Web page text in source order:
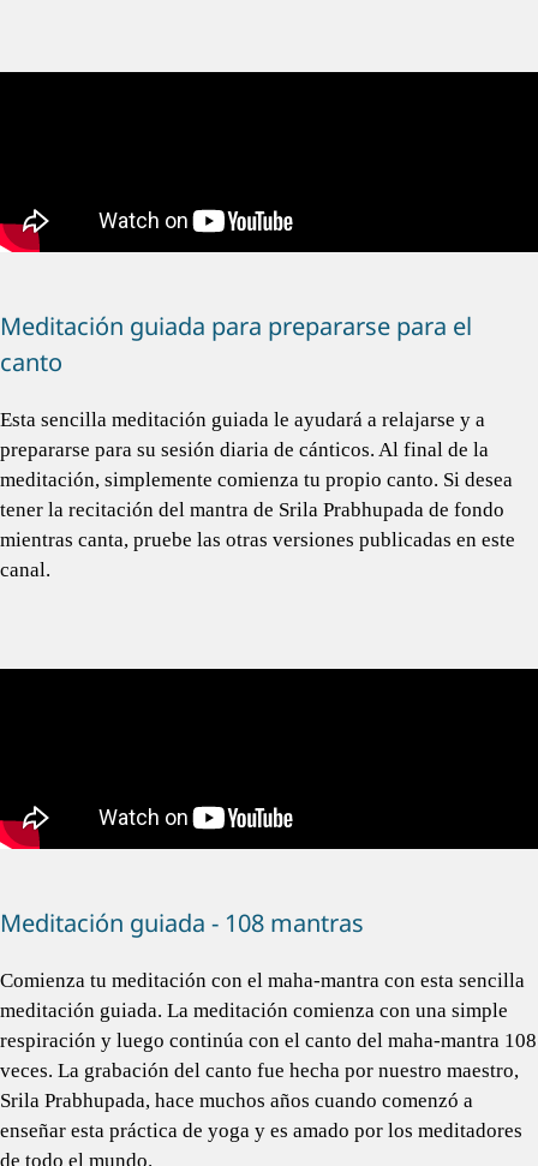
Meditación guiada para prepararse para el
canto
Esta sencilla meditación guiada le ayudará a relajarse y a
prepararse para su sesión diaria de cánticos. Al final de la
meditación, simplemente comienza tu propio canto. Si desea
tener la recitación del mantra de Srila Prabhupada de fondo
mientras canta, pruebe las otras versiones publicadas en este
canal.
Meditación guiada - 108 mantras
Comienza tu meditación con el maha-mantra con esta sencilla
meditación guiada. La meditación comienza con una simple
respiración y luego continúa con el canto del maha-mantra 108
veces. La grabación del canto fue hecha por nuestro maestro,
Srila Prabhupada, hace muchos años cuando comenzó a
enseñar esta práctica de yoga y es amado por los meditadores
de todo el mundo.